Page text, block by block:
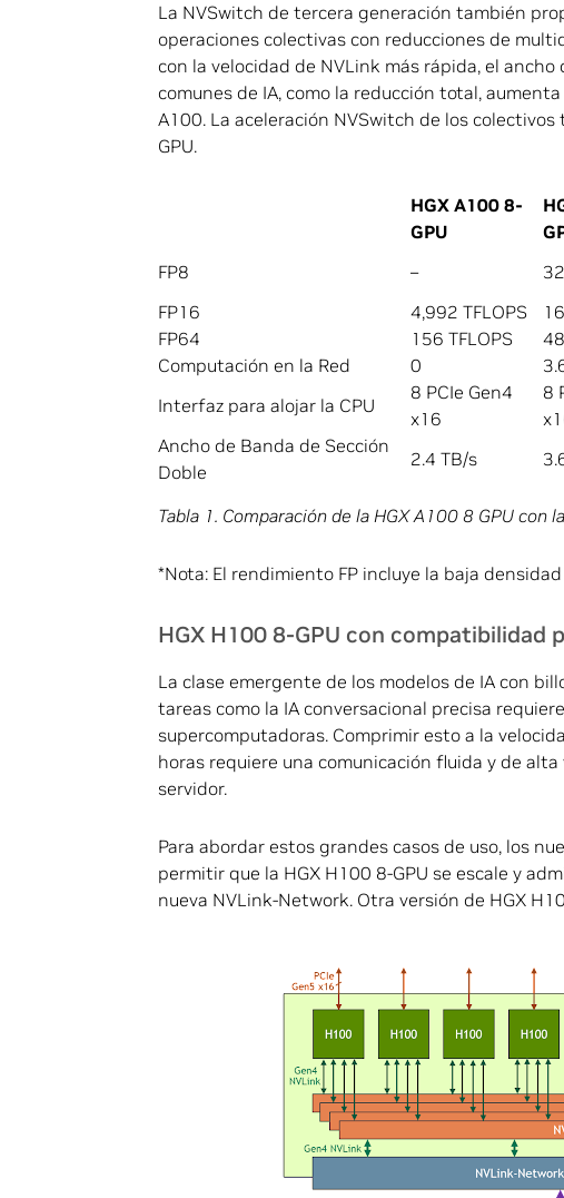
La NVSwitch de tercera generación también
operaciones colectivas con reducciones de
con la velocidad de NVLink más rápida, el
comunes de IA, como la reducción total,
A100. La aceleración NVSwitch de los
GPU.
HGX A100 8-
GPU
FP8 –
FP16
4,992 TFLOPS
FP64
156 TFLOPS
Computación en la Red
0
Interfaz para alojar la CPU
8 PCIe Gen4
x16
8
Ancho de Banda de Sección
Doble
2.4 TB/s
Tabla 1. Comparación de la HGX A100 8 GPU con
*Nota: El rendimiento FP incluye la baja densidad
HGX H100 8-GPU con compatibilidad
La clase emergente de los modelos de IA con
tareas como la IA conversacional precisa
supercomputadoras. Comprimir esto a la
horas requiere una comunicación fluida y de
servidor.
Para abordar estos grandes casos de uso, los
permitir que la HGX H100 8-GPU se escale y
nueva NVLink-Network. Otra versión de HGX